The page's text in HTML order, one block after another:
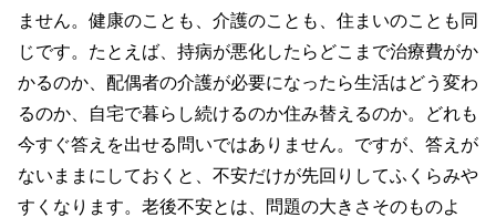
ません。健康のことも、介護のことも、住まいのことも同
じです。たとえば、持病が悪化したらどこまで治療費がか
かるのか、配偶者の介護が必要になったら生活はどう変わ
るのか、自宅で暮らし続けるのか住み替えるのか。どれも
今すぐ答えを出せる問いではありません。ですが、答えが
ないままにしておくと、不安だけが先回りしてふくらみや
すくなります。老後不安とは、問題の大きさそのものよ